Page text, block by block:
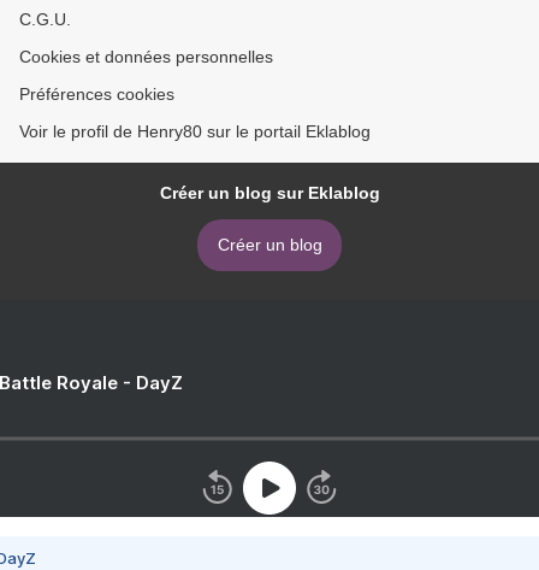
C.G.U.
Cookies et données personnelles
Préférences cookies
Voir le profil de Henry80 sur le portail Eklablog
Créer un blog sur Eklablog
Créer un blog
Royale - DayZ